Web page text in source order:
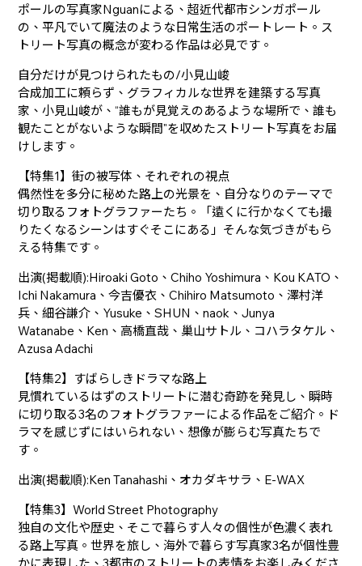
ポールの写真家Nguanによる、超近代都市シンガポール
の、平凡でいて魔法のような日常生活のポートレート。ス
トリート写真の概念が変わる作品は必見です。
自分だけが見つけられたもの/小見山峻
合成加工に頼らず、グラフィカルな世界を建築する写真
家、小見山峻が、“誰もが見覚えのあるような場所で、誰も
観たことがないような瞬間"を収めたストリート写真をお届
けします。
【特集1】街の被写体、それぞれの視点
偶然性を多分に秘めた路上の光景を、自分なりのテーマで
切り取るフォトグラファーたち。「遠くに行かなくても撮
りたくなるシーンはすぐそこにある」そんな気づきがもら
える特集です。
出演(掲載順):Hiroaki Goto、Chiho Yoshimura、Kou KATO、
Ichi Nakamura、今吉優衣、Chihiro Matsumoto、澤村洋
兵、細谷謙介、Yusuke、SHUN、naok、Junya
Watanabe、Ken、高橋直哉、巢山サトル、コハラタケル、
Azusa Adachi
【特集2】すばらしきドラマな路上
見慣れているはずのストリートに潜む奇跡を発見し、瞬時
に切り取る3名のフォトグラファーによる作品をご紹介。ド
ラマを感じずにはいられない、想像が膨らむ写真たちで
す。
出演(掲載順):Ken Tanahashi、オカダキサラ、E-WAX
【特集3】World Street Photography
独自の文化や歴史、そこで暮らす人々の個性が色濃く表れ
る路上写真。世界を旅し、海外で暮らす写真家3名が個性豊